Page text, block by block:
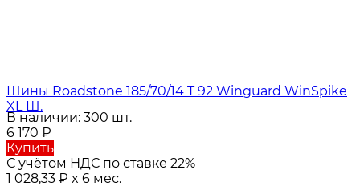
Шины Roadstone 185/70/14 T 92 Winguard WinSpike
XL Ш.
В наличии: 300 шт.
6 170 ₽
Купить
С учётом НДС по ставке 22%
1 028,33 ₽ x 6 мес.